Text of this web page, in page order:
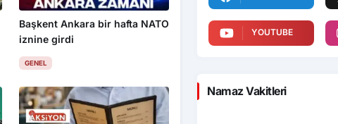
Başkent Ankara bir hafta NATO
iznine girdi
GENEL
YOUTUBE
Namaz Vakitleri